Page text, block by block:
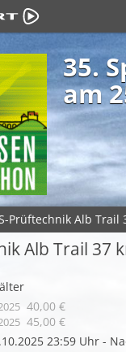
35.
am
Prüftechnik Alb Trail
Alb Trail 37
40,00 €
45,00 €
23:59 Uhr -